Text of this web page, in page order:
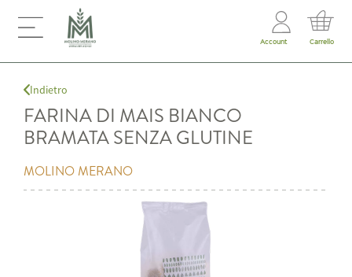
Account Carrello
Indietro
FARINA DI MAIS BIANCO
BRAMATA SENZA GLUTINE
MOLINO MERANO